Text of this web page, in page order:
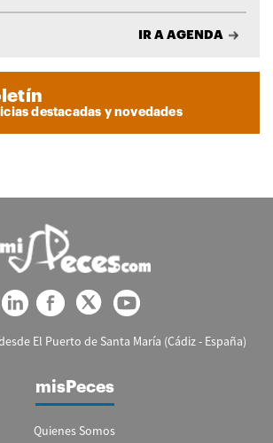
IR A AGENDA
destacadas y novedades
El Puerto de Santa María (Cádiz - España)
misPeces
Quienes Somos